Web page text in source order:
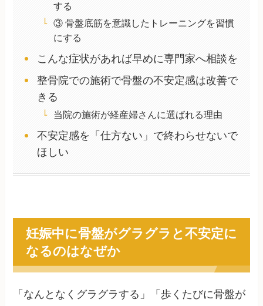
する
③ 骨盤底筋を意識したトレーニングを習慣
にする
こんな症状があれば早めに専門家へ相談を
整骨院での施術で骨盤の不安定感は改善で
きる
当院の施術が経産婦さんに選ばれる理由
不安定感を「仕方ない」で終わらせないで
ほしい
妊娠中に骨盤がグラグラと不安定に
なるのはなぜか
「なんとなくグラグラする」「歩くたびに骨盤が